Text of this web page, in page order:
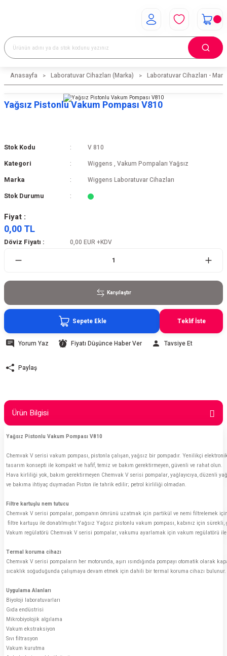
Anasayfa Laboratuvar Cihazları (Marka) Laboratuvar Cihazları -
Yağsız Pistonlu Vakum Pompası V810
Stok Kodu V 810
Kategori Wiggens , Vakum Pompaları Yağsız
Marka Wiggens Laboratuvar Cihazları
Stok Durumu
Fiyat :
0,00 TL
Döviz Fiyatı : 0,00 EUR +KDV
Karşılaştır
Sepete Ekle Teklif İste
Yorum Yaz Fiyatı Düşünce Haber Ver Tavsiye Et
Paylaş
Ürün Bilgisi
Yağsız Pistonlu Vakum Pompası V810
Chemvak V serisi vakum pompası, pistonla çalışan, yağsız bir pompadır. Yenilikçi
tasarım konsepti ile kompakt ve hafif, temiz ve bakım gerektirmeyen, güvenli ve rahat olun.
Hava kirliliği yok, bakım gerektirmeyen Chemvak V serisi pompalar, yağlayıcıya, düzenli
ve bakıma ihtiyaç duymadan Piston ile tahrik edilir; petrol kirliliği olmadan.
Filtre kartuşlu nem tutucu
Chemvak V serisi pompalar, pompanın ömrünü uzatmak için partikül ve nemi filtrelemek
filtre kartuşu ile donatılmıştır.Yağsız Yağsız pistonlu vakum pompası, kabınız için
Vakum regülatörü Chemvak V serisi pompalar, vakumu ayarlamak için vakum regülatörü ile
Termal koruma cihazı
Chemvak V serisi pompaların her motorunda, aşırı ısındığında pompayı otomatik olarak
sıcaklık soğuduğunda çalışmaya devam etmek için dahili bir termal koruma cihazı bulunur.
Uygulama Alanları
Biyoloji laboratuvarları
Gıda endüstrisi
Mikrobiyolojik algılama
Vakum ekstraksiyon
Sıvı filtrasyon
Vakum kurutma